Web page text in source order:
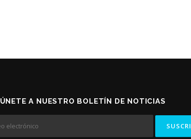
ÚNETE A NUESTRO BOLETÍN DE NOTICIAS